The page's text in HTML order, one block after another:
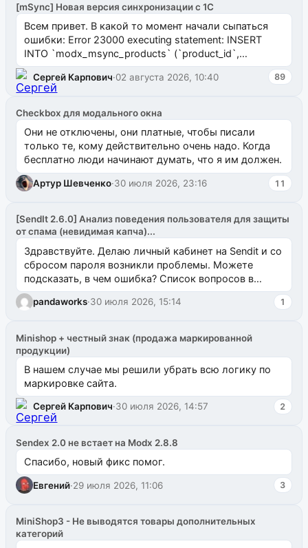
[mSync] Новая версия синхронизации с 1С
Всем привет. В какой то момент начали сыпаться
ошибки: Error 23000 executing statement: INSERT
INTO `modx_msync_products` (`product_id`,
`uuid_1c`) VALUES ...
Сергей Карпович·02 августа 2026, 10:40 89
Checkbox для модального окна
Они не отключены, они платные, чтобы писали
только те, кому действительно очень надо. Когда
бесплатно люди начинают думать, что я им должен.
Артур Шевченко·30 июля 2026, 23:16 11
[SendIt 2.6.0] Анализ поведения пользователя для защиты
от спама (невидимая капча)...
Здравствуйте. Делаю личный кабинет на Sendit и со
сбросом пароля возникли проблемы. Можете
подсказать, в чем ошибка? Список вопросов в
одноименном разделе на modx.pro пока пуст, и,...
pandaworks·30 июля 2026, 15:14 1
Minishop + честный знак (продажа маркированной
продукции)
В нашем случае мы решили убрать всю логику по
маркировке сайта.
Сергей Карпович·30 июля 2026, 14:57 2
Sendex 2.0 не встает на Modx 2.8.8
Спасибо, новый фикс помог.
Евгений·29 июля 2026, 11:06 3
MiniShop3 - Не выводятся товары дополнительных
категорий